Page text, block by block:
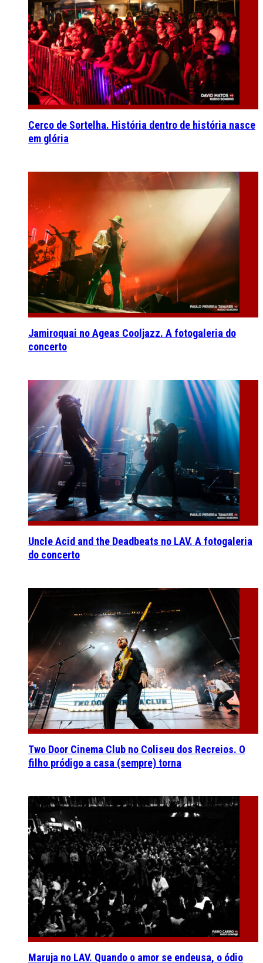
Cerco de Sortelha. História dentro de história nasce
em glória
Jamiroquai no Ageas Cooljazz. A fotogaleria do
concerto
Uncle Acid and the Deadbeats no LAV. A fotogaleria
do concerto
Two Door Cinema Club no Coliseu dos Recreios. O
filho pródigo a casa (sempre) torna
Maruja no LAV. Quando o amor se endeusa, o ódio